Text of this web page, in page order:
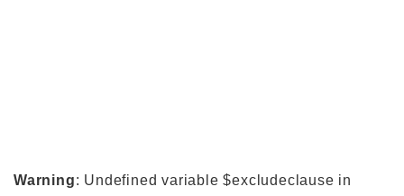
Warning: Undefined variable $excludeclause in